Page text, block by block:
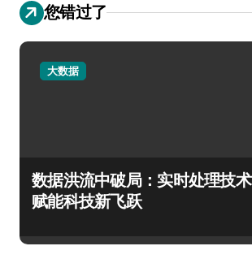
您错过了
大数据
数据洪流中破局：实时处理技术
赋能科技新飞跃